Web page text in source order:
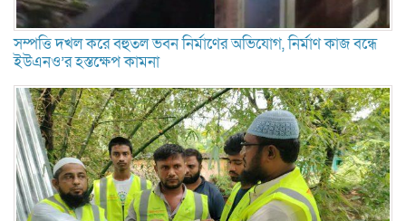
সম্পত্তি দখল করে বহুতল ভবন নির্মাণের অভিযোগ, নির্মাণ কাজ বন্ধে
ইউএনও’র হস্তক্ষেপ কামনা